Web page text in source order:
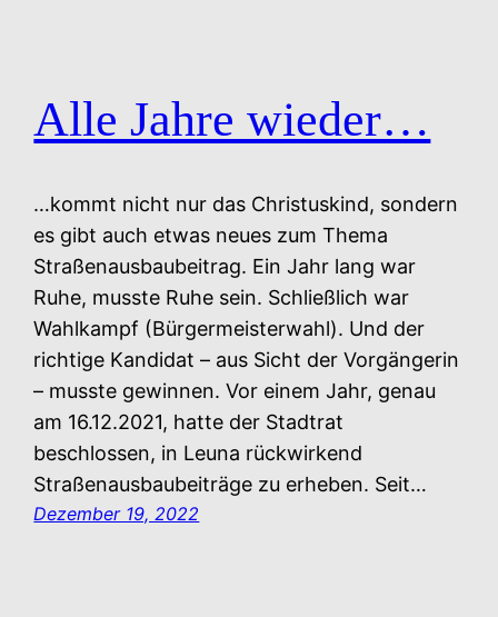
Alle Jahre wieder…
…kommt nicht nur das Christuskind, sondern
es gibt auch etwas neues zum Thema
Straßenausbaubeitrag. Ein Jahr lang war
Ruhe, musste Ruhe sein. Schließlich war
Wahlkampf (Bürgermeisterwahl). Und der
richtige Kandidat – aus Sicht der Vorgängerin
– musste gewinnen. Vor einem Jahr, genau
am 16.12.2021, hatte der Stadtrat
beschlossen, in Leuna rückwirkend
Straßenausbaubeiträge zu erheben. Seit…
Dezember 19, 2022